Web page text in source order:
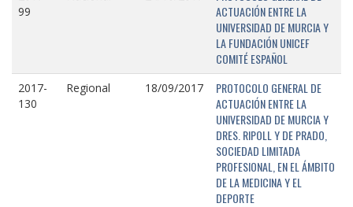
99
ACTUACIÓN ENTRE LA
UNIVERSIDAD DE MURCIA Y
LA FUNDACIÓN UNICEF
COMITÉ ESPAÑOL
2017-
130
Regional 18/09/2017
PROTOCOLO GENERAL DE
ACTUACIÓN ENTRE LA
UNIVERSIDAD DE MURCIA Y
DRES. RIPOLL Y DE PRADO,
SOCIEDAD LIMITADA
PROFESIONAL, EN EL ÁMBITO
DE LA MEDICINA Y EL
DEPORTE